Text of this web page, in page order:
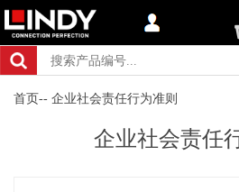
首页-- 企业社会责任行为准则
企业社会责任